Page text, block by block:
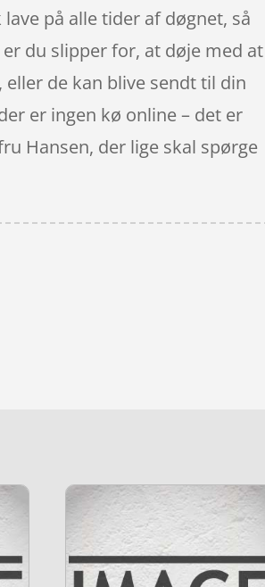
på alle tider af døgnet, så
du slipper for, at døje med at
de kan blive sendt til din
er ingen kø online – det er
Hansen, der lige skal spørge